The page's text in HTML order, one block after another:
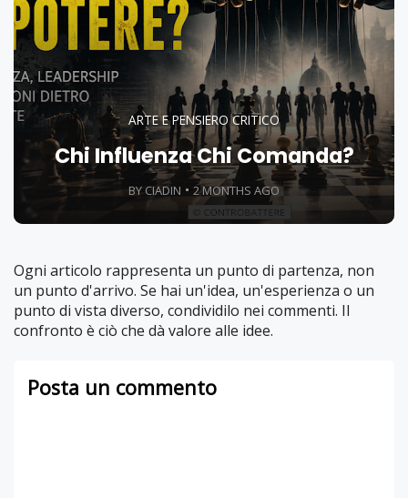
ARTE E PENSIERO CRITICO
Chi Influenza Chi Comanda?
BY CIADIN 2 MONTHS AGO
Ogni articolo rappresenta un punto di partenza, non
un punto d'arrivo. Se hai un'idea, un'esperienza o un
punto di vista diverso, condividilo nei commenti. Il
confronto è ciò che dà valore alle idee.
Posta un commento